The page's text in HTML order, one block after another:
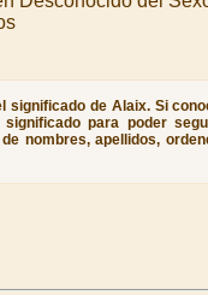
significado de Alaix. Si
para poder
nombres, apellidos,